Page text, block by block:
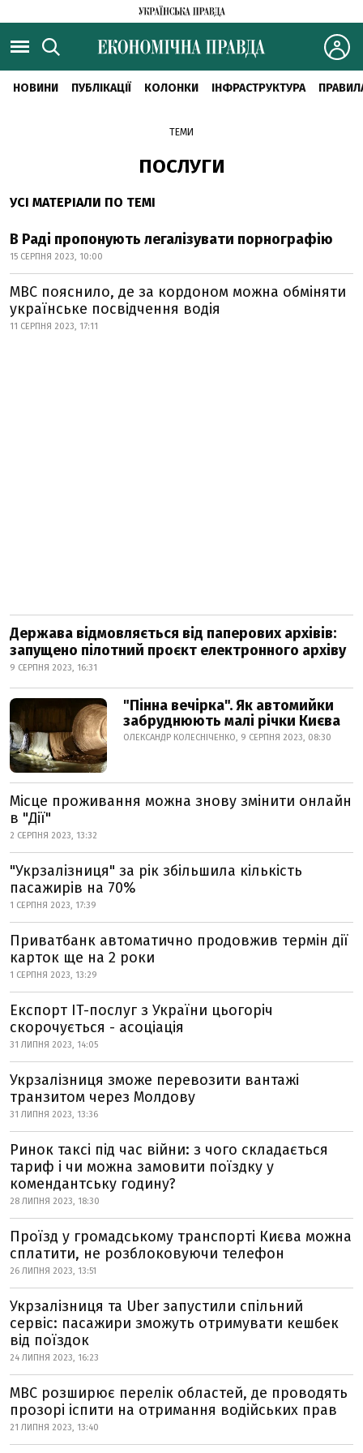
НОВИНИ ПУБЛІКАЦІЇ КОЛОНКИ ІНФРАСТРУКТУРА
ТЕМИ
ПОСЛУГИ
УСІ МАТЕРІАЛИ ПО ТЕМІ
В Раді пропонують легалізувати порнографію
15 СЕРПНЯ 2023, 10:00
МВС пояснило, де за кордоном можна обміняти
українське посвідчення водія
11 СЕРПНЯ 2023, 17:11
Держава відмовляється від паперових архівів:
запущено пілотний проєкт електронного архіву
9 СЕРПНЯ 2023, 16:31
"Пінна вечірка". Як автомийки
забруднюють малі річки Києва
ОЛЕКСАНДР КОЛЕСНІЧЕНКО, 9 СЕРПНЯ 2023, 08:30
Місце проживання можна знову змінити онлайн
в "Дії"
2 СЕРПНЯ 2023, 13:32
"Укрзалізниця" за рік збільшила кількість
пасажирів на 70%
1 СЕРПНЯ 2023, 17:39
Приватбанк автоматично продовжив термін дії
карток ще на 2 роки
1 СЕРПНЯ 2023, 13:29
Експорт IT-послуг з України цьогоріч
скорочується - асоціація
31 ЛИПНЯ 2023, 14:05
Укрзалізниця зможе перевозити вантажі
транзитом через Молдову
31 ЛИПНЯ 2023, 13:36
Ринок таксі під час війни: з чого складається
тариф і чи можна замовити поїздку у
комендантську годину?
28 ЛИПНЯ 2023, 18:30
Проїзд у громадському транспорті Києва можна
сплатити, не розблоковуючи телефон
26 ЛИПНЯ 2023, 13:51
Укрзалізниця та Uber запустили спільний
сервіс: пасажири зможуть отримувати кешбек
від поїздок
24 ЛИПНЯ 2023, 16:23
МВС розширює перелік областей, де проводять
прозорі іспити на отримання водійських прав
21 ЛИПНЯ 2023, 13:40